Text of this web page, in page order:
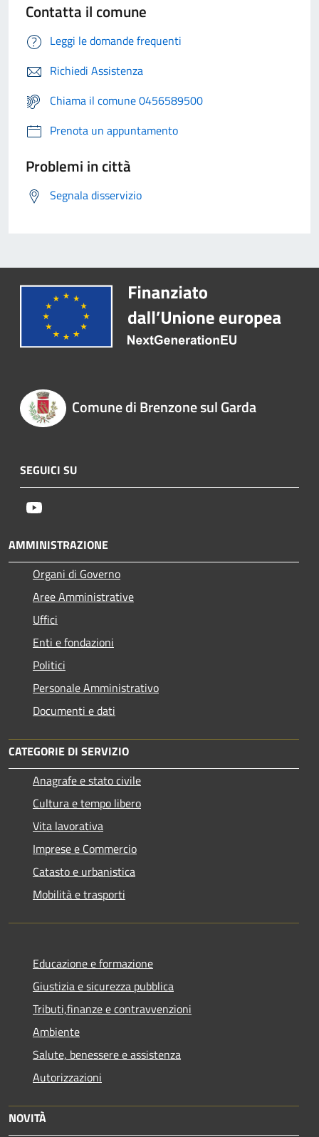
Contatta il comune
Leggi le domande frequenti
Richiedi Assistenza
Chiama il comune 0456589500
Prenota un appuntamento
Problemi in città
Segnala disservizio
Comune di Brenzone sul Garda
SEGUICI SU
AMMINISTRAZIONE
Organi di Governo
Aree Amministrative
Uffici
Enti e fondazioni
Politici
Personale Amministrativo
Documenti e dati
CATEGORIE DI SERVIZIO
Anagrafe e stato civile
Cultura e tempo libero
Vita lavorativa
Imprese e Commercio
Catasto e urbanistica
Mobilità e trasporti
Educazione e formazione
Giustizia e sicurezza pubblica
Tributi,finanze e contravvenzioni
Ambiente
Salute, benessere e assistenza
Autorizzazioni
NOVITÀ